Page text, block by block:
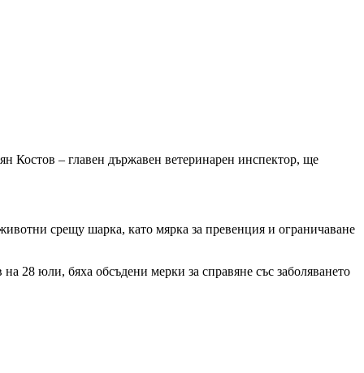
Костов – главен държавен ветеринарен инспектор, ще
срещу шарка, като мярка за превенция и ограничаване
28 юли, бяха обсъдени мерки за справяне със заболяването